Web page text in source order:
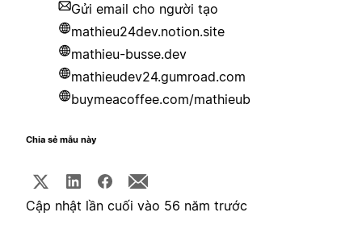
Gửi email cho người tạo
mathieu24dev.notion.site
mathieu-busse.dev
mathieudev24.gumroad.com
buymeacoffee.com/mathieub
Chia sẻ mẫu này
Cập nhật lần cuối vào 56 năm trước